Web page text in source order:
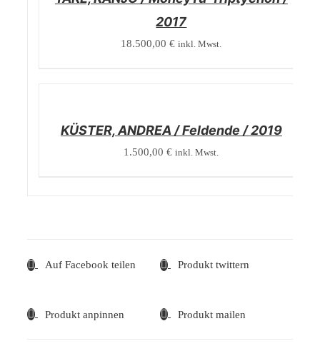
2017
18.500,00€ inkl. Mwst.
KÜSTER, ANDREA / Feldende / 2019
1.500,00€ inkl. Mwst.
Auf Facebook teilen Produkt twittern
Produkt anpinnen Produkt mailen